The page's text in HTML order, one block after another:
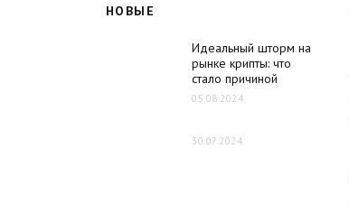
НОВЫЕ
Идеальный шторм на
рынке крипты: что
стало причиной
05.08.2024
30.07.2024